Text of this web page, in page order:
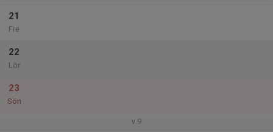
21
Fre
22
Lör
23
Sön
v.9